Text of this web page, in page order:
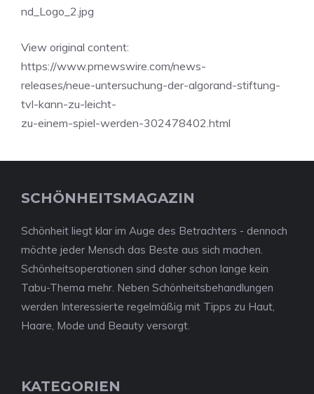
nd_Logo_2.jpg
View original content:
https://www.prnewswire.com/news-
releases/neue-untersuchung-der-algorand-stiftung-
tvl-kann-zu-leicht-
zu-einem-spiel-werden-302478402.html
SCHÖNHEITSMAGAZIN
Schönheit liegt klar im Auge des Betrachters - dennoch
möchte jeder Mensch das Beste aus sich machen.
Schönheitsoperationen sind daher schon lange kein
Tabu-Thema mehr. Neben Schönheitsbehandlungen
werden Interessierte regelmäßig mit Tipps zu Haut,
Haare, Mode und Beauty versorgt.
KATEGORIEN